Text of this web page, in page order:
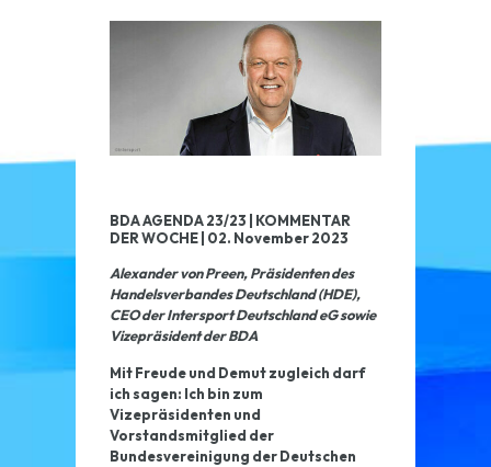
BDA AGENDA 23/23 | KOMMENTAR
DER WOCHE | 02. November 2023
Alexander von Preen, Präsidenten des
Handelsverbandes Deutschland (HDE),
CEO der Intersport Deutschland eG sowie
Vizepräsident der BDA
Mit Freude und Demut zugleich darf
ich sagen: Ich bin zum
Vizepräsidenten und
Vorstandsmitglied der
Bundesvereinigung der Deutschen